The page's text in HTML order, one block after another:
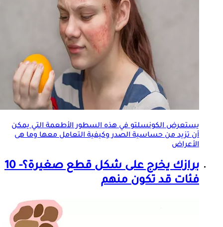
يستعرض الكونسلتو في هذه السطور الأطعمة التي يمكن
أن تزيد من حساسية الصدر وكيفية التعامل معها وما هى
الأعراض
برازك يخرج على شكل قطع صغيرة؟- 10
فئات قد تكون منهم